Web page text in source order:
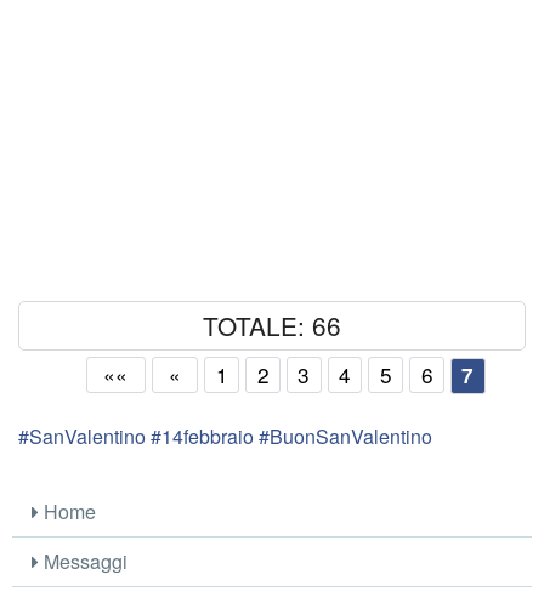
TOTALE: 66
«« « 1 2 3 4 5 6 7
#SanValentino #14febbraio #BuonSanValentino
Home
Messaggi